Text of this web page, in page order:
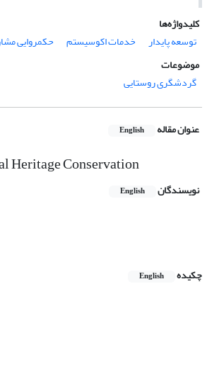
کلیدواژه‌ها
توسعه پایدار
خدمات اکوسیستم حکمروایی
موضوعات
گردشگری روستایی
عنوان مقاله English
Heritage Conservation
نویسندگان English
چکیده
English